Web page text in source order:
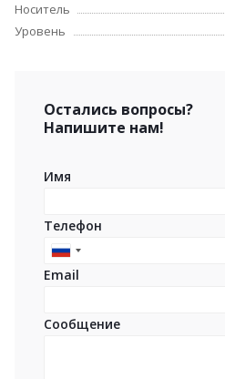
Носитель
Уровень
Остались вопросы?
Напишите нам!
Имя
Телефон
Russia
+7
Email
Сообщение